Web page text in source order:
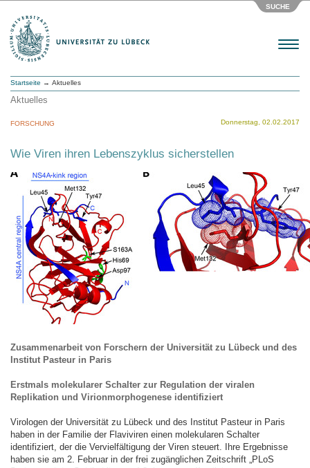
SUCHE
Menu
Startseite → Aktuelles
Aktuelles
Donnerstag, 02.02.2017
FORSCHUNG
Wie Viren ihren Lebenszyklus sicherstellen
Zusammenarbeit von Forschern der Universität zu Lübeck und des
Institut Pasteur in Paris
Erstmals molekularer Schalter zur Regulation der viralen
Replikation und Virionmorphogenese identifiziert
Virologen der Universität zu Lübeck und des Institut Pasteur in Paris
haben in der Familie der Flaviviren einen molekularen Schalter
identifiziert, der die Vervielfältigung der Viren steuert. Ihre Ergebnisse
haben sie am 2. Februar in der frei zugänglichen Zeitschrift „PLoS